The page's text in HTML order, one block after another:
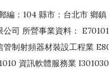
編：104 縣市：台北市 鄉
司 所營事業資料：
管制射頻器材裝設工程業
資訊軟體服務業